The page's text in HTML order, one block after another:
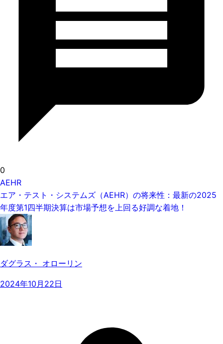
0
AEHR
エア・テスト・システムズ（AEHR）の将来性：最新の2025
年度第1四半期決算は市場予想を上回る好調な着地！
ダグラス・ オローリン
2024年10月22日